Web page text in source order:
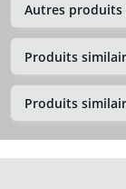
Autres produits
Produits
Produits